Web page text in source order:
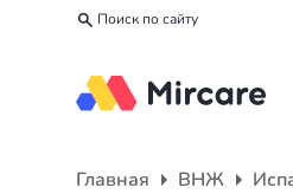
Поиск по сайту
Главная ВНЖ